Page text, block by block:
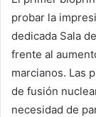
probar la
dedicada Sala
frente al
marcianos. Las
de fusión
necesidad de